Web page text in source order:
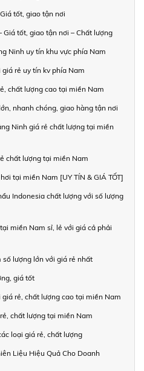
tốt, giao tận nơi
Giá tốt, giao tận nơi – Chất lượng
Ninh uy tín khu vực phía Nam
rẻ uy tín kv phía Nam
chất lượng cao tại miền Nam
nhanh chóng, giao hàng tận nơi
Ninh giá rẻ chất lượng tại miền
chất lượng tại miền Nam
tại miền Nam [UY TÍN & GIÁ TỐT]
Indonesia chất lượng với số lượng
miền Nam sỉ, lẻ với giá cả phải
lượng lớn với giá rẻ nhất
giá tốt
rẻ, chất lượng cao tại miền Nam
chất lượng tại miền Nam
loại giá rẻ, chất lượng
Liệu Hiệu Quả Cho Doanh